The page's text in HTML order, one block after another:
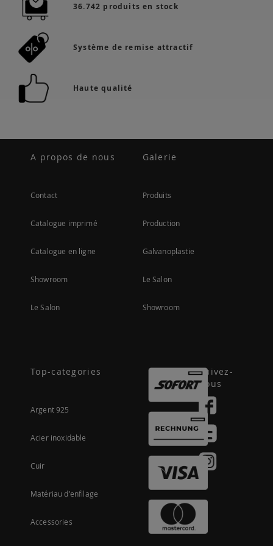
36.742 produits en stock
Système de remise attractif
Haute qualité
A propos de nous
Contact
Catalogue imprimé
Catalogue en ligne
Showroom
Le Salon
Galerie
Produits
Production
Galvanoplastie
Le Salon
Showroom
Top-categories
Argent 925
Acier inoxidable
Cuir
Matériau d'enfilage
Accessories
Suivez-
nous